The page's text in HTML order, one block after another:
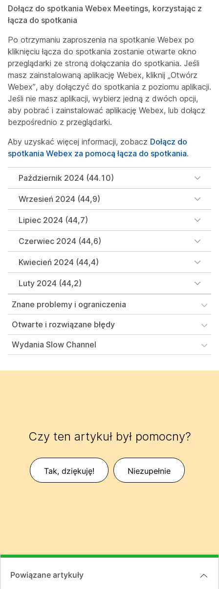
Dołącz do spotkania Webex Meetings, korzystając z
łącza do spotkania
Po otrzymaniu zaproszenia na spotkanie Webex po
kliknięciu łącza do spotkania zostanie otwarte okno
przeglądarki ze stroną dołączania do spotkania. Jeśli
masz zainstalowaną aplikację Webex, kliknij „Otwórz
Webex”, aby dołączyć do spotkania z poziomu aplikacji.
Jeśli nie masz aplikacji, wybierz jedną z dwóch opcji,
aby pobrać i zainstalować aplikację Webex, lub dołącz
bezpośrednio z przeglądarki.
Aby uzyskać więcej informacji, zobacz Dołącz do
spotkania Webex za pomocą łącza do spotkania.
Październik 2024 (44.10)
Wrzesień 2024 (44,9)
Lipiec 2024 (44,7)
Czerwiec 2024 (44,6)
Kwiecień 2024 (44,4)
Luty 2024 (44,2)
Znane problemy i ograniczenia
Otwarte i rozwiązane błędy
Wydania Slow Channel
Czy ten artykuł był pomocny?
Tak, dziękuję! Niezupełnie
Powiązane artykuły